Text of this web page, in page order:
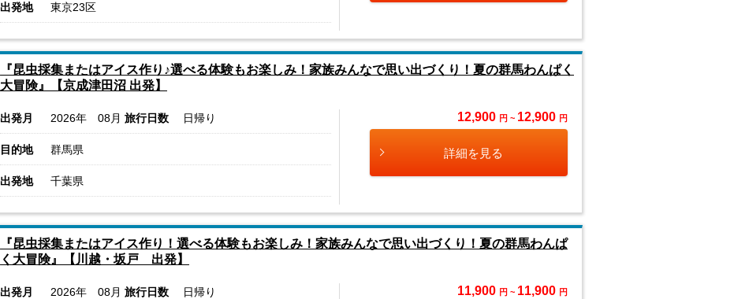
出発地 東京23区
『昆虫採集またはアイス作り♪選べる体験もお楽しみ！家族みんなで思い出づくり！夏の群馬わんぱく
大冒険』【京成津田沼 出発】
出発月 2026年 08月 旅行日数 日帰り
目的地 群馬県
出発地 千葉県
12,900 円 ~ 12,900 円
詳細を見る
『昆虫採集またはアイス作り！選べる体験もお楽しみ！家族みんなで思い出づくり！夏の群馬わんぱ
く大冒険』【川越・坂戸 出発】
出発月 2026年 08月 旅行日数 日帰り 11,900 円 ~ 11,900 円